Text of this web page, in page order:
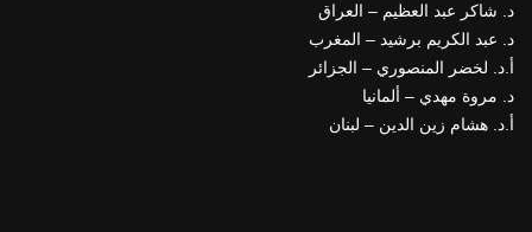
د. شاكر عبد العظيم – العراق
د. عبد الكريم برشيد – المغرب
أ.د. لخضر المنصوري – الجزائر
د. مروة مهدي – ألمانيا
أ.د. هشام زين الدين – لبنان